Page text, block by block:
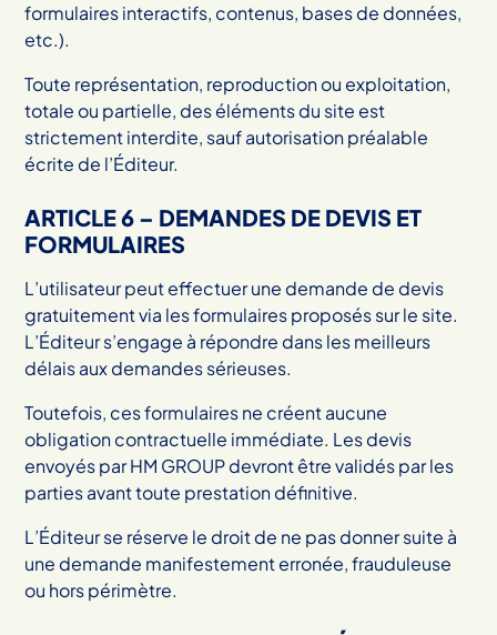
formulaires interactifs, contenus, bases de données,
etc.).
Toute représentation, reproduction ou exploitation,
totale ou partielle, des éléments du site est
strictement interdite, sauf autorisation préalable
écrite de l’Éditeur.
ARTICLE 6 – DEMANDES DE DEVIS ET
FORMULAIRES
L’utilisateur peut effectuer une demande de devis
gratuitement via les formulaires proposés sur le site.
L’Éditeur s’engage à répondre dans les meilleurs
délais aux demandes sérieuses.
Toutefois, ces formulaires ne créent aucune
obligation contractuelle immédiate. Les devis
envoyés par HM GROUP devront être validés par les
parties avant toute prestation définitive.
L’Éditeur se réserve le droit de ne pas donner suite à
une demande manifestement erronée, frauduleuse
ou hors périmètre.